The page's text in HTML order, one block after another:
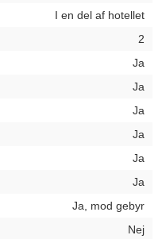
I en del af hotellet
2
Ja
Ja
Ja
Ja
Ja
Ja
Ja, mod gebyr
Nej